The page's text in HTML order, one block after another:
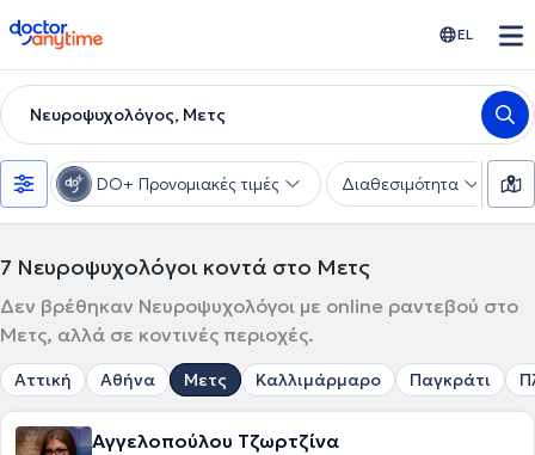
doctoranytime EL
Νευροψυχολόγος, Μετς
DO+ Προνομιακές τιμές Διαθεσιμότητα
7 Νευροψυχολόγοι κοντά στο Μετς
Δεν βρέθηκαν Νευροψυχολόγοι με online ραντεβού στο
Μετς, αλλά σε κοντινές περιοχές.
Αττική Αθήνα Μετς Καλλιμάρμαρο Παγκράτι
Αγγελοπούλου Τζωρτζίνα